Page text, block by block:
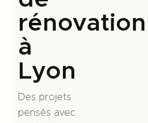
rénovation
à
Lyon
Des projets
pensés avec